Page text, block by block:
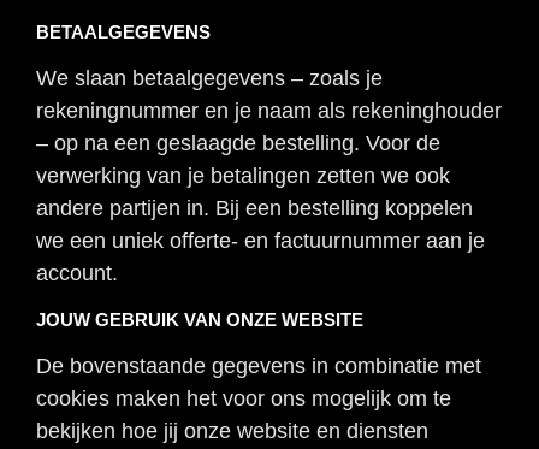
BETAALGEGEVENS
We slaan betaalgegevens – zoals je
rekeningnummer en je naam als rekeninghouder
– op na een geslaagde bestelling. Voor de
verwerking van je betalingen zetten we ook
andere partijen in. Bij een bestelling koppelen
we een uniek offerte- en factuurnummer aan je
account.
JOUW GEBRUIK VAN ONZE WEBSITE
De bovenstaande gegevens in combinatie met
cookies maken het voor ons mogelijk om te
bekijken hoe jij onze website en diensten